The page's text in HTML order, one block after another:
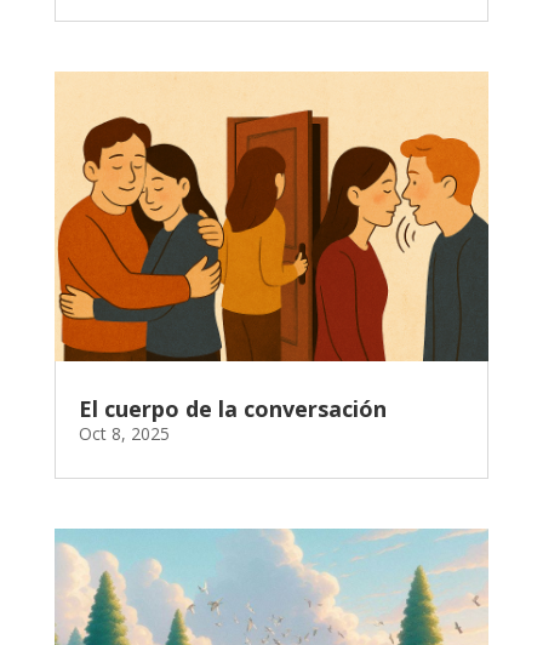
El cuerpo de la conversación
Oct 8, 2025